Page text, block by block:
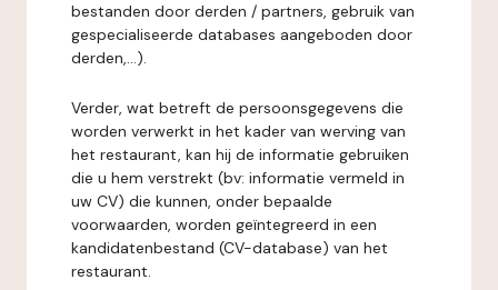
bestanden door derden / partners, gebruik van
gespecialiseerde databases aangeboden door
derden,...).
Verder, wat betreft de persoonsgegevens die
worden verwerkt in het kader van werving van
het restaurant, kan hij de informatie gebruiken
die u hem verstrekt (bv: informatie vermeld in
uw CV) die kunnen, onder bepaalde
voorwaarden, worden geïntegreerd in een
kandidatenbestand (CV-database) van het
restaurant.